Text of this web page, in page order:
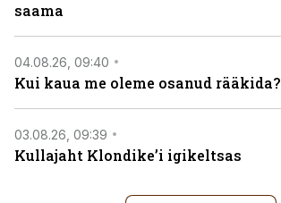
saama
04.08.26, 09:40
Kui kaua me oleme osanud rääkida?
03.08.26, 09:39
Kullajaht Klondike’i igikeltsas